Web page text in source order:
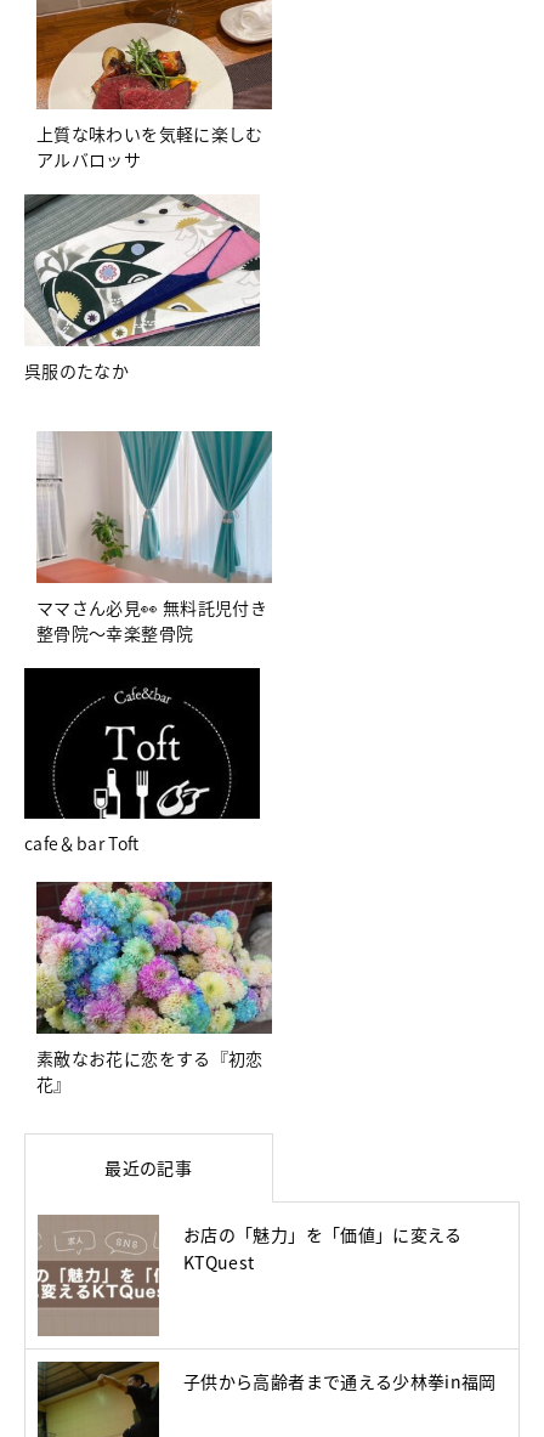
上質な味わいを気軽に楽しむ
アルバロッサ
呉服のたなか
ママさん必見👀 無料託児付き
整骨院～幸楽整骨院
cafe＆bar Toft
素敵なお花に恋をする『初恋
花』
最近の記事
お店の「魅力」を「価値」に変える
KTQuest
子供から高齢者まで通える少林拳in福岡